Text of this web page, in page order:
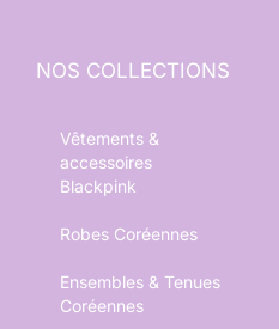
NOS COLLECTIONS
Vêtements &
accessoires
Blackpink
Robes Coréennes
Ensembles & Tenues
Coréennes